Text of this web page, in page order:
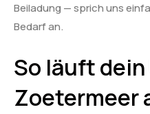
Beiladung — sprich uns
Bedarf an.
So läuft
Zoetermeer